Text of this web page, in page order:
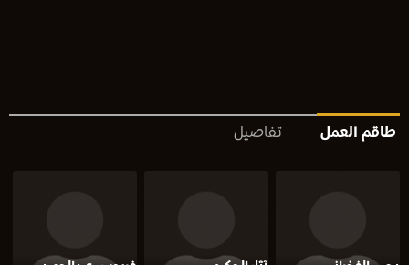
طاقم العمل تفاصيل